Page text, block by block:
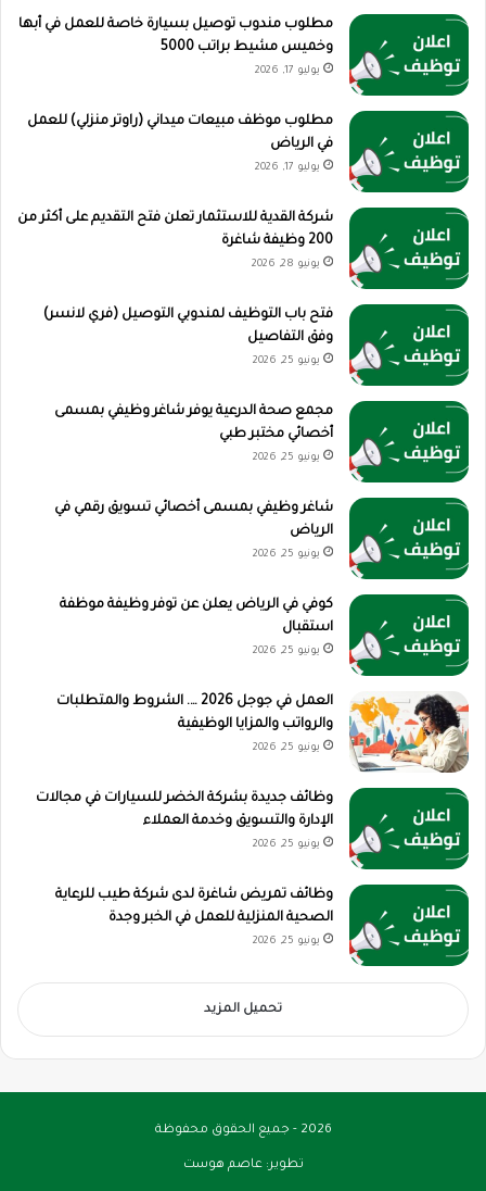
مطلوب مندوب توصيل بسيارة خاصة للعمل في أبها
وخميس مشيط براتب 5000
يوليو 17, 2026
مطلوب موظف مبيعات ميداني (راوتر منزلي) للعمل
في الرياض
يوليو 17, 2026
شركة القدية للاستثمار تعلن فتح التقديم على أكثر من
200 وظيفة شاغرة
يونيو 28, 2026
فتح باب التوظيف لمندوبي التوصيل (فري لانسر)
وفق التفاصيل
يونيو 25, 2026
مجمع صحة الدرعية يوفر شاغر وظيفي بمسمى
أخصائي مختبر طبي
يونيو 25, 2026
شاغر وظيفي بمسمى أخصائي تسويق رقمي في
الرياض
يونيو 25, 2026
كوفي في الرياض يعلن عن توفر وظيفة موظفة
استقبال
يونيو 25, 2026
العمل في جوجل 2026 …. الشروط والمتطلبات
والرواتب والمزايا الوظيفية
يونيو 25, 2026
وظائف جديدة بشركة الخضر للسيارات في مجالات
الإدارة والتسويق وخدمة العملاء
يونيو 25, 2026
وظائف تمريض شاغرة لدى شركة طيب للرعاية
الصحية المنزلية للعمل في الخبر وجدة
يونيو 25, 2026
تحميل المزيد
2026 - جميع الحقوق محفوظة
تطوير:عاصم هوست